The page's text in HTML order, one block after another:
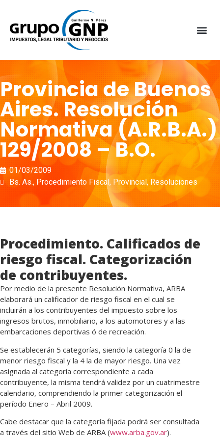
Provincia de Buenos
Aires. Resolución
Normativa (A.R.B.A.)
129/2008 – B.O.
01/03/2009
Bs. As., Procedimiento Fiscal, Provincial, Resoluciones
Procedimiento. Calificados de
riesgo fiscal. Categorización
de contribuyentes.
Por medio de la presente Resolución Normativa, ARBA
elaborará un calificador de riesgo fiscal en el cual se
incluirán a los contribuyentes del impuesto sobre los
ingresos brutos, inmobiliario, a los automotores y a las
embarcaciones deportivas ó de recreación.
Se establecerán 5 categorías, siendo la categoría 0 la de
menor riesgo fiscal y la 4 la de mayor riesgo. Una vez
asignada al categoría correspondiente a cada
contribuyente, la misma tendrá validez por un cuatrimestre
calendario, comprendiendo la primer categorización el
período Enero – Abril 2009.
Cabe destacar que la categoría fijada podrá ser consultada
a través del sitio Web de ARBA (www.arba.gov.ar).